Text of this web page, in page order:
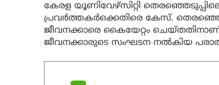
കേരള യൂണിവേഴ്‌സിറ്റി
പ്രവര്‍ത്തകര്‍ക്കെതിരെ കേസ്.
ജീവനക്കാരെ കൈയേറ്റം
ജീവനക്കാരുടെ സംഘടന നല്‍കിയ